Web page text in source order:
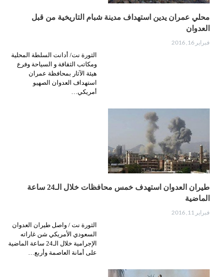
محلي عمران يدين استهداف مدينة شبام التاريخية من قبل
العدوان
فبراير 16, 2016
الثورة نت/ أدانت السلطة المحلية
ومكاتب الثقافة و السياحة وفرع
هيئة الآثار بمحافظة عمران
استهداف العدوان الصهيو
أمريكي…
طيران العدوان استهدف خمس محافظات خلال الـ24 ساعة
الماضية
فبراير 11, 2016
الثورة نت / واصل طيران العدوان
السعودي الأمريكي شن غاراته
الإجرامية خلال الـ24 ساعة الماضية
على أمانة العاصمة وأربع…